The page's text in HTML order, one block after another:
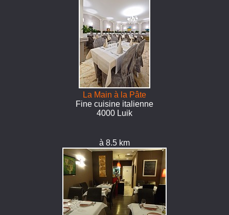
La Main à la Pâte
Fine cuisine italienne
4000 Luik
à 8.5 km